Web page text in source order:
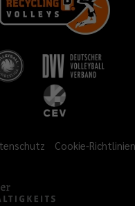
Cookie-Richtlinien